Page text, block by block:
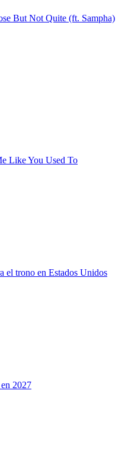
But Not Quite (ft. Sampha)
Like You Used To
el trono en Estados Unidos
2027